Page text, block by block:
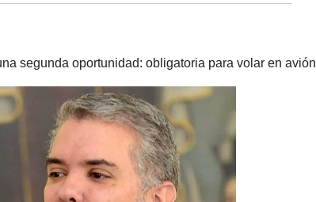
segunda oportunidad: obligatoria para volar en avión